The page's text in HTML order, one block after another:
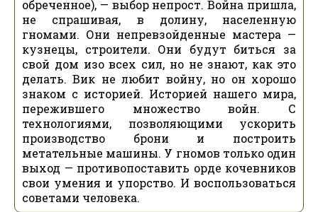
обреченное), — выбор непрост. Война пришла,
не спрашивая, в долину, населенную
гномами. Они непревзойденные мастера —
кузнецы, строители. Они будут биться за
свой дом изо всех сил, но не знают, как это
делать. Вик не любит войну, но он хорошо
знаком с историей. Историей нашего мира,
пережившего множество войн. С
технологиями, позволяющими ускорить
производство брони и построить
метательные машины. У гномов только один
выход — противопоставить орде кочевников
свои умения и упорство. И воспользоваться
советами человека.